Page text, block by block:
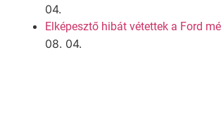
04.
Elképesztő hibát vétettek a Ford
08. 04.